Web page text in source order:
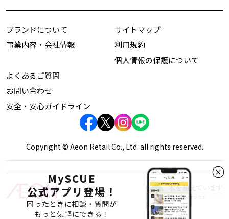
MySCUE
公式アプリ登場！
困ったときに相談・質問が
もっと気軽にできる！
ブランドについて
事業内容・会社情報
サイトマップ
利用規約
個人情報の保護について
よくあるご質問
お問い合わせ
安全・安心ガイドライン
Copyright © Aeon Retail Co., Ltd. all rights reserved.